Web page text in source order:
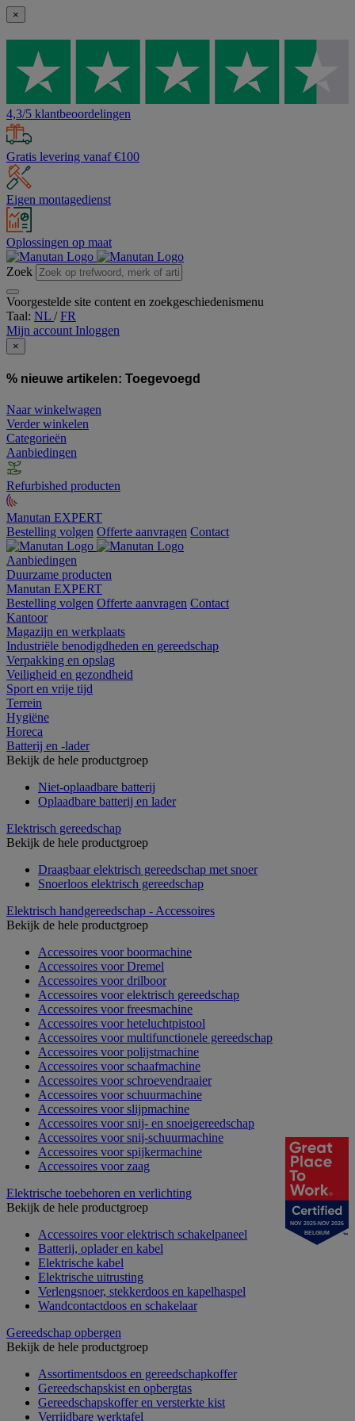
×
4,3/5 klantbeoordelingen
Gratis levering vanaf €100
Eigen montagedienst
Oplossingen op maat
Zoek
Voorgestelde site content en zoekgeschiedenismenu
Taal: NL /FR
Mijn account Inloggen
×
% nieuwe artikelen: Toegevoegd
Naar winkelwagen
Verder winkelen
Categorieën
Aanbiedingen
Refurbished producten
Manutan EXPERT
Bestelling volgen Offerte aanvragen Contact
Aanbiedingen
Duurzame producten
Manutan EXPERT
Bestelling volgen Offerte aanvragen Contact
Kantoor
Magazijn en werkplaats
Industriële benodigdheden en gereedschap
Verpakking en opslag
Veiligheid en gezondheid
Sport en vrije tijd
Terrein
Hygiëne
Horeca
Batterij en -lader
Bekijk de hele productgroep
Niet-oplaadbare batterij
Oplaadbare batterij en lader
Elektrisch gereedschap
Bekijk de hele productgroep
Draagbaar elektrisch gereedschap met snoer
Snoerloos elektrisch gereedschap
Elektrisch handgereedschap - Accessoires
Bekijk de hele productgroep
Accessoires voor boormachine
Accessoires voor Dremel
Accessoires voor drilboor
Accessoires voor elektrisch gereedschap
Accessoires voor freesmachine
Accessoires voor heteluchtpistool
Accessoires voor multifunctionele gereedschap
Accessoires voor polijstmachine
Accessoires voor schaafmachine
Accessoires voor schroevendraaier
Accessoires voor schuurmachine
Accessoires voor slijpmachine
Accessoires voor snij- en snoeigereedschap
Accessoires voor snij-schuurmachine
Accessoires voor spijkermachine
Accessoires voor zaag
Elektrische toebehoren en verlichting
Bekijk de hele productgroep
Accessoires voor elektrisch schakelpaneel
Batterij, oplader en kabel
Elektrische kabel
Elektrische uitrusting
Verlengsnoer, stekkerdoos en kapelhaspel
Wandcontactdoos en schakelaar
Gereedschap opbergen
Bekijk de hele productgroep
Assortimentsdoos en gereedschapkoffer
Gereedschapskist en opbergtas
Gereedschapskoffer en versterkte kist
Verrijdbare werktafel
NOV 2025-NOV 2026
BELGIUM